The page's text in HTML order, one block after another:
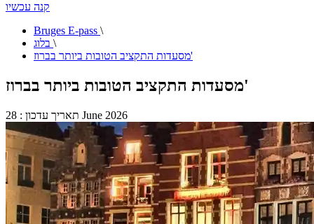
קנה עכשיו
Bruges E-pass \
בלוג \
מסעדות התקציב הטובות ביותר בברוז'
מסעדות התקציב הטובות ביותר בברוז'
תאריך עדכון : 28 June 2026